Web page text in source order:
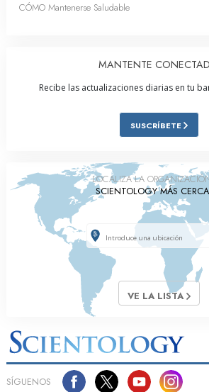
CÓMO Mantenerse Saludable
MANTENTE
Recibe las actualizaciones diarias en tu
SUSCRÍBETE
LOCALIZA LA
SCIENTOLOGY MÁS
VE LA LISTA
SÍGUENOS